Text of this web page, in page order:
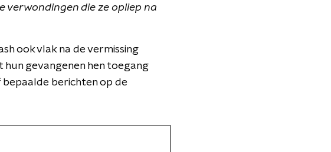
verwondingen die ze opliep na
ook vlak na de vermissing
hun gevangenen hen toegang
berichten op de